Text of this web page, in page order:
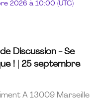
2026 à 10:00 (UTC)
Discussion - Se
! | 25 septembre
A 13009 Marseille